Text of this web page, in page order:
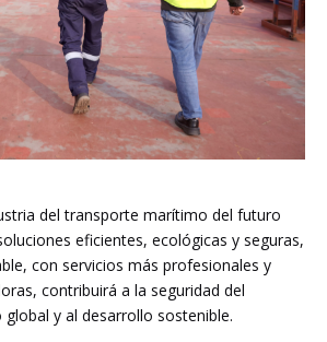
del transporte marítimo del futuro
eficientes, ecológicas y seguras,
con servicios más profesionales y
contribuirá a la seguridad del
y al desarrollo sostenible.